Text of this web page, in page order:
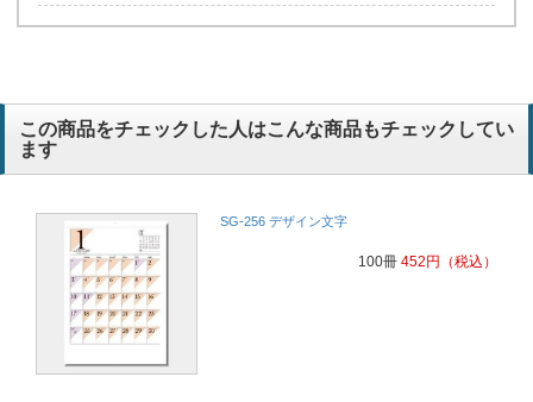
この商品をチェックした人はこんな商品もチェックしてい
ます
SG-256 デザイン文字
100冊 452 円 （税込）